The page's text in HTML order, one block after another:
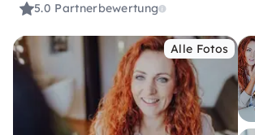
5.0 Partnerbewertung
Alle Fotos